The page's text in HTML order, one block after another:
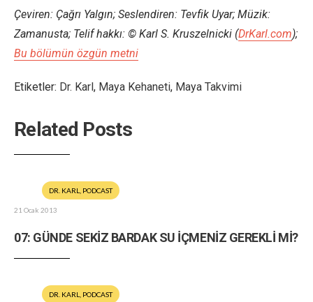
Çeviren: Çağrı Yalgın; Seslendiren: Tevfik Uyar; Müzik:
Zamanusta; Telif hakkı: © Karl S. Kruszelnicki (DrKarl.com);
Bu bölümün özgün metni
Etiketler: Dr. Karl , Maya Kehaneti, Maya Takvimi
Related Posts
DR. KARL PODCAST
21 Ocak 2013
07: GÜNDE SEKİZ BARDAK SU İÇMENİZ GEREKLİ Mİ?
DR. KARL PODCAST